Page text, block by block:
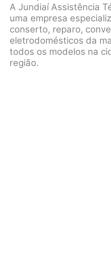
A Jundiaí Assistência
uma empresa
conserto, reparo,
eletrodomésticos da
todos os modelos na
região.